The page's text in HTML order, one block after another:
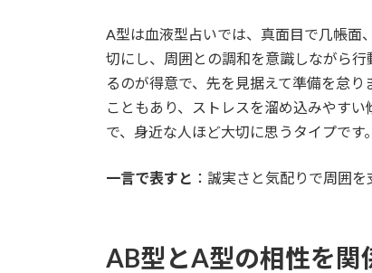
A型は血液型占いでは、真面目で几帳面
切にし、周囲との調和を意識しながら
るのが得意で、先を見据えて準備を怠
こともあり、ストレスを溜め込みやす
で、身近な人ほど大切に思うタイプです。
一言で表すと ：誠実さと気配りで周囲
AB型とA型の相性を関